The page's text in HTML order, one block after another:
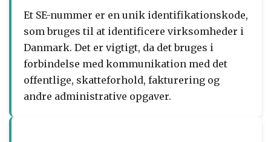
Et SE-nummer er en unik identifikationskode,
som bruges til at identificere virksomheder i
Danmark. Det er vigtigt, da det bruges i
forbindelse med kommunikation med det
offentlige, skatteforhold, fakturering og
andre administrative opgaver.